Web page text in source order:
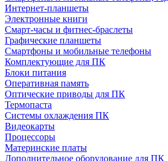
Интернет-планшеты
Электронные книги
Смарт-часы и фитнес-браслеты
Графические планшеты
Смартфоны и мобильные телефоны
Комплектующие для ПК
Блоки питания
Оперативная память
Оптические приводы для ПК
Термопаста
Системы охлаждения ПК
Видеокарты
Процессоры
Материнские платы
Дополнительное оборудование для ПК